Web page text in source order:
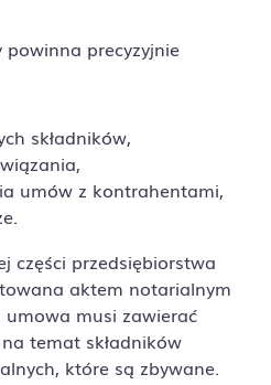
precyzyjnie
składników,
umów z kontrahentami,
części przedsiębiorstwa
aktem notarialnym
musi zawierać
temat składników
które są zbywane.